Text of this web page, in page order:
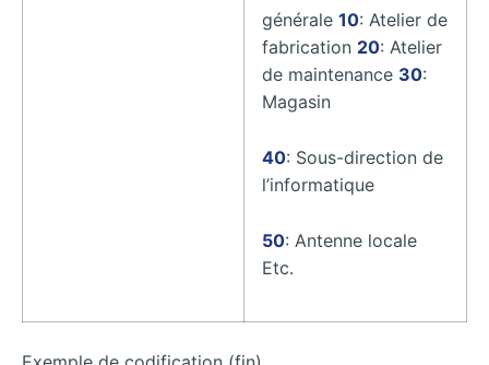
générale 10: Atelier de
fabrication 20: Atelier
de maintenance 30:
Magasin
40: Sous-direction de
l’informatique
50: Antenne locale
Etc.